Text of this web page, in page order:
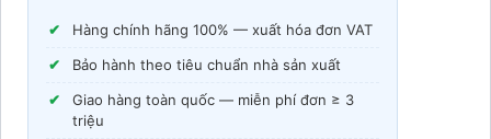
Hàng chính hãng 100% — xuất hóa đơn VAT
Bảo hành theo tiêu chuẩn nhà sản xuất
Giao hàng toàn quốc — miễn phí đơn ≥ 3
triệu